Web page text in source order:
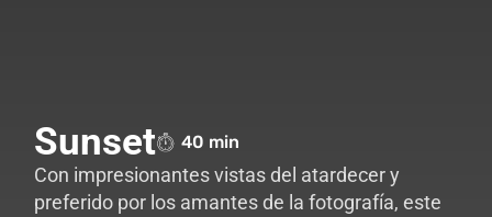
Sunset 40 min
Con impresionantes vistas del atardecer y
preferido por los amantes de la fotografía, este